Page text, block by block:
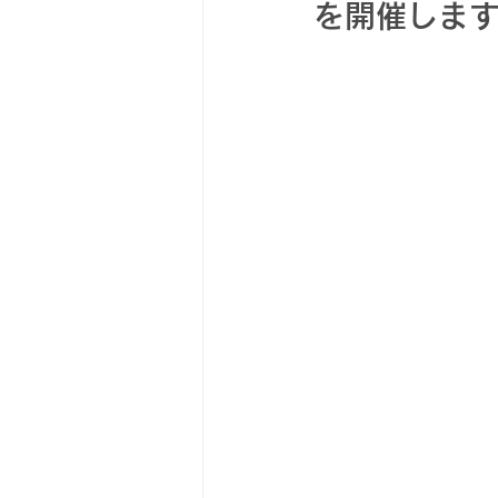
を開催しま